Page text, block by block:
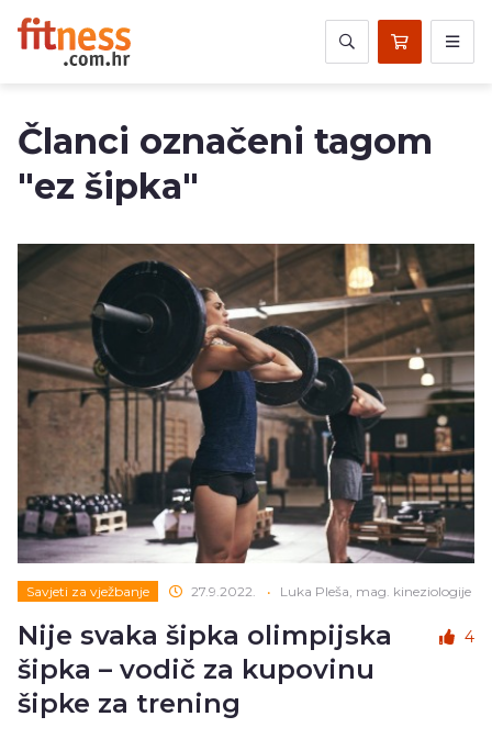
Članci označeni tagom
"ez šipka"
Savjeti za vježbanje 27.9.2022. • Luka Pleša, mag. kineziologije
Nije svaka šipka olimpijska
šipka – vodič za kupovinu
šipke za trening
4